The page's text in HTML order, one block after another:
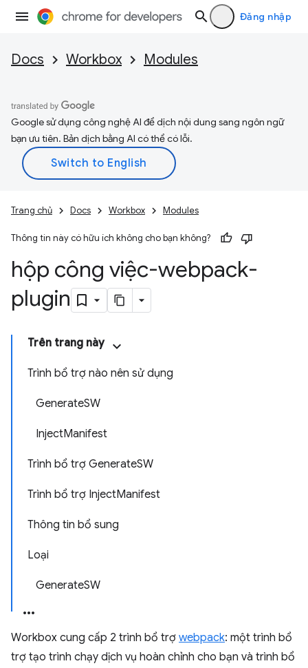
Đăng nhập
Docs Workbox Modules
Google sử dụng công nghệ AI để dịch nội dung sang ngôn ngữ
bạn ưu tiên. Bản dịch bằng AI có thể có lỗi.
Trang chủ Docs Workbox Modules
Thông tin này có hữu ích không cho bạn không?
hộp công việc-webpack-
plugin
Trên trang này
Trình bổ trợ nào nên sử dụng
GenerateSW
InjectManifest
Trình bổ trợ GenerateSW
Trình bổ trợ InjectManifest
Thông tin bổ sung
Loại
GenerateSW
Workbox cung cấp 2 trình bổ trợ webpack: một trình bổ
trợ tạo trình chạy dịch vụ hoàn chỉnh cho bạn và trình bổ